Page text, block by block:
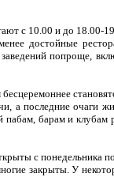
с 10.00 и до
достойные
попроще,
а последние очаги
барам и клубам
с понедельника
закрыты. У